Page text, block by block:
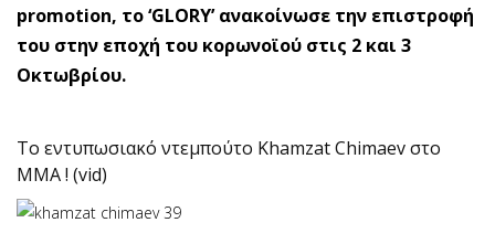
promotion, το ‘GLORY’ ανακοίνωσε την επιστροφή
του στην εποχή του κορωνοϊού στις 2 και 3
Οκτωβρίου.
Το εντυπωσιακό ντεμπούτο Khamzat Chimaev στο
MMA ! (vid)